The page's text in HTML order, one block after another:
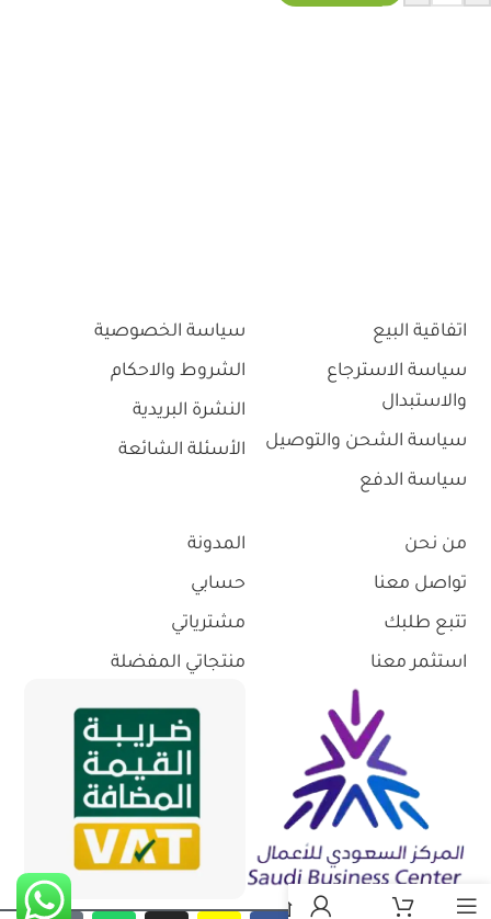
اتفاقية البيع
سياسة الاسترجاع
والاستبدال
سياسة الشحن والتوصيل
سياسة الدفع
سياسة الخصوصية
الشروط والاحكام
النشرة البريدية
الأسئلة الشائعة
من نحن
تواصل معنا
تتبع طلبك
استثمر معنا
المدونة
حسابي
مشترياتي
منتجاتي المفضلة